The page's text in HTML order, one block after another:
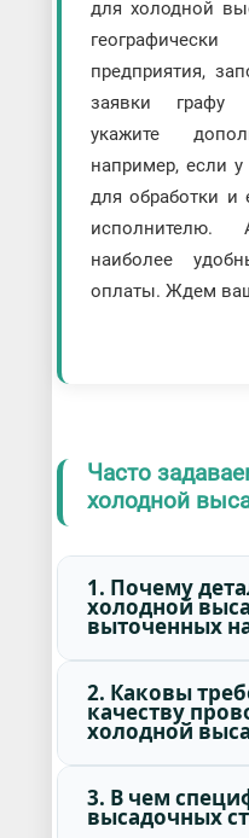
для холодной
предприятия,
заявки графу
укажите
например, если
для обработки и
наиболее
оплаты. Ждем
Часто
холодной
1. Почему
холодной
выточенных
2. Каковы
качеству
холодной
3. В чем
высадочных